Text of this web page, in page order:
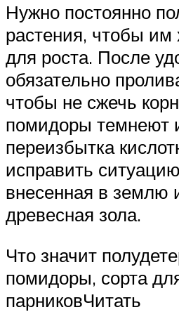
Нужно постоянно
растения, чтобы им
для роста. После
обязательно
чтобы не сжечь
помидоры темнеют
переизбытка
исправить
внесенная в землю
древесная зола.
Что значит
помидоры, сорта
парниковЧитать